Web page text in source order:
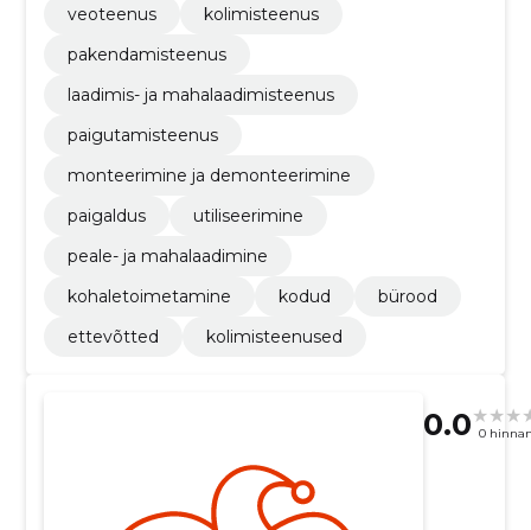
veoteenus
kolimisteenus
pakendamisteenus
laadimis- ja mahalaadimisteenus
paigutamisteenus
monteerimine ja demonteerimine
paigaldus
utiliseerimine
peale- ja mahalaadimine
kohaletoimetamine
kodud
bürood
ettevõtted
kolimisteenused
0.0 0